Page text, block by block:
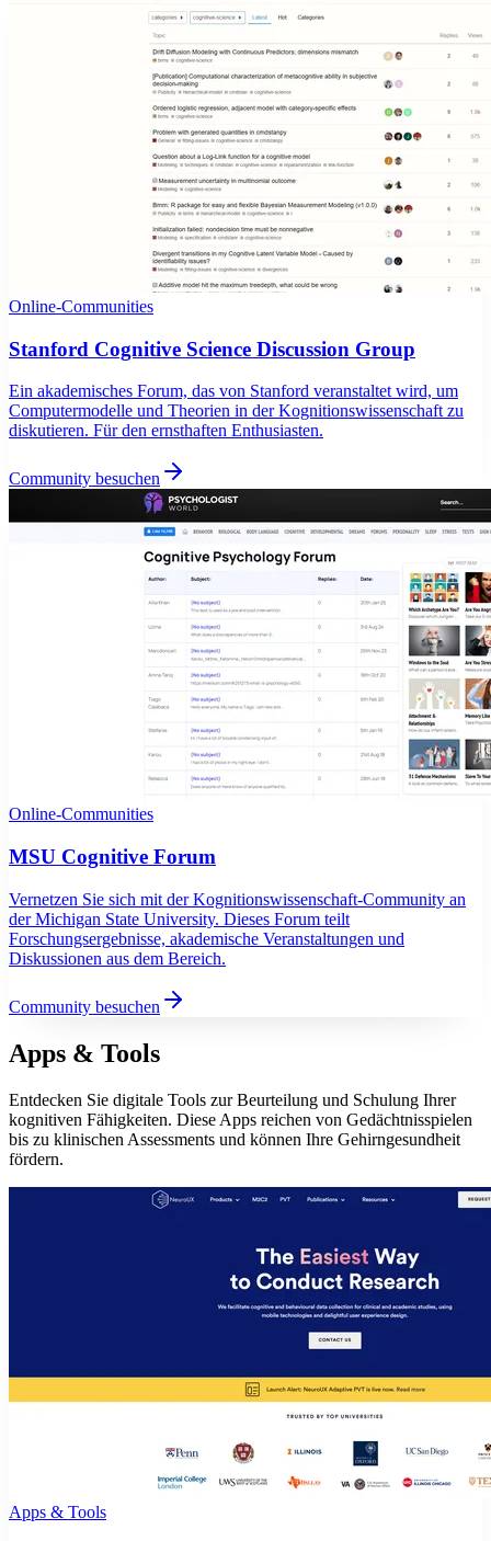
Online-Communities
Stanford Cognitive Science Discussion Group
Ein akademisches Forum, das von Stanford veranstaltet wird, um
Computermodelle und Theorien in der Kognitionswissenschaft zu
diskutieren. Für den ernsthaften Enthusiasten.
Community besuchen
Online-Communities
MSU Cognitive Forum
Vernetzen Sie sich mit der Kognitionswissenschaft-Community an
der Michigan State University. Dieses Forum teilt
Forschungsergebnisse, akademische Veranstaltungen und
Diskussionen aus dem Bereich.
Community besuchen
Apps & Tools
Entdecken Sie digitale Tools zur Beurteilung und Schulung Ihrer
kognitiven Fähigkeiten. Diese Apps reichen von Gedächtnisspielen
bis zu klinischen Assessments und können Ihre Gehirngesundheit
fördern.
Apps & Tools